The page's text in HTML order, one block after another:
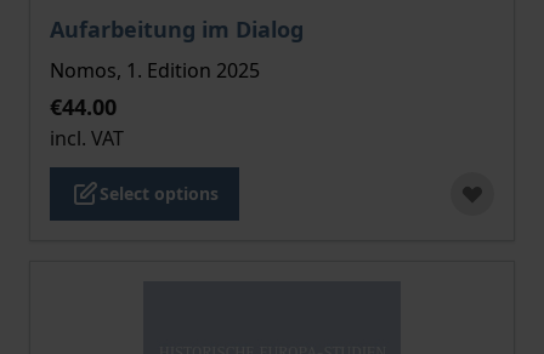
Aufarbeitung im Dialog
The price depends on the options chosen on the
Nomos, 1. Edition 2025
€44.00
incl. VAT
Select options